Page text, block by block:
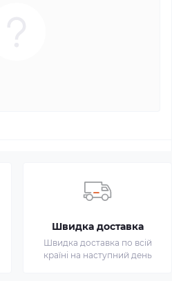
Швидка доставка
Швидка доставка по всій
країні на наступний день